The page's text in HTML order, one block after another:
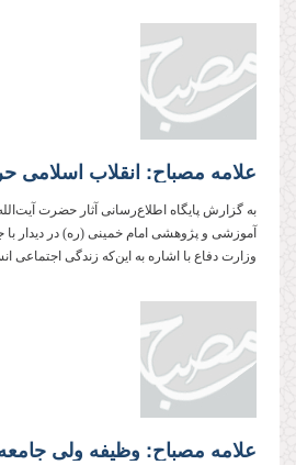
به گزارش پایگاه اطلاع‌رسانی آثار حضرت
آموزشی و پژوهشی امام خمینی (ره) در دیدار با
وزارت دفاع با اشاره به این‌که زندگی اجتماعی